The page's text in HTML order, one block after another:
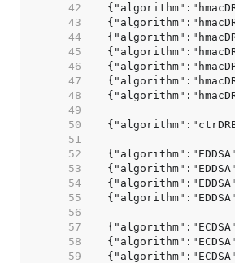
    42
    43
    44
    45
    46
    47
    48
    49
    50
    51
    52
    53
    54
    55
    56
    57
    58
    59